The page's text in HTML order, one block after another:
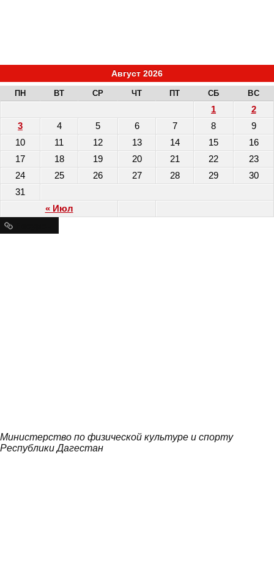
Август 2026
ПН ВТ СР ЧТ ПТ СБ ВС
« Июл
1
2
3
4 5 6 7 8
9
10
11 12 13 14 15
16
17
18 19 20 21 22
23
24
25 26 27 28 29
30
31
Министерство по физической культуре и спорту
Республики Дагестан